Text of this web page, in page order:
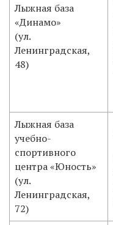
​Лыжная база
«Динамо»
(ул.
Ленинградская,
48)
​Лыжная база
учебно-
спортивного
центра «Юность»
(ул.
Ленинградская,
72)